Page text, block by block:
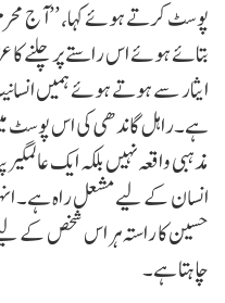
پوسٹ کرتے ہوئے کہا، ’’آج
بتائے ہوئے اس راستے پر چلنے کا
ایثار سے ہوتے ہوئے ہمیں
ہے۔راہل گاندھی کی اس پوسٹ
مذہبی واقعہ نہیں بلکہ ایک عالمگیر
انسان کے لیے مشعل راہ ہے۔
حسین کا راستہ ہر اس شخص کے
چاہتا ہے۔